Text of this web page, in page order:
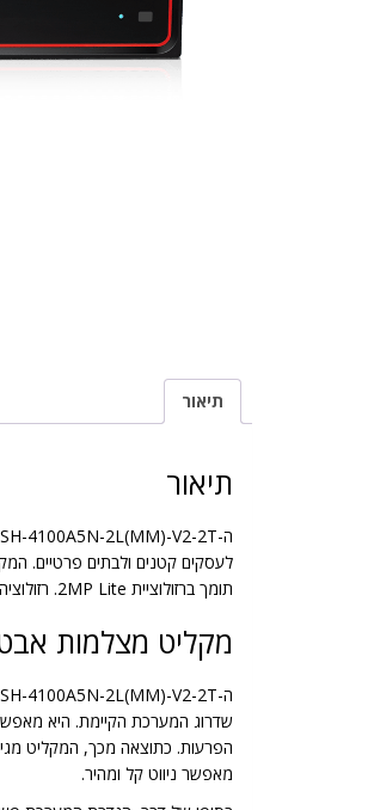
תיאור
תיאור
ה-Provision-ISR SH-4100A5N-2L(MM)-V2-2T הוא
תומך ברזולוציית 2MP Lite. רזולוציה זו מבטיחה תמונות חדות וברורות.
מקליט מצלמות
מאפשר ניווט קל ומהיר.